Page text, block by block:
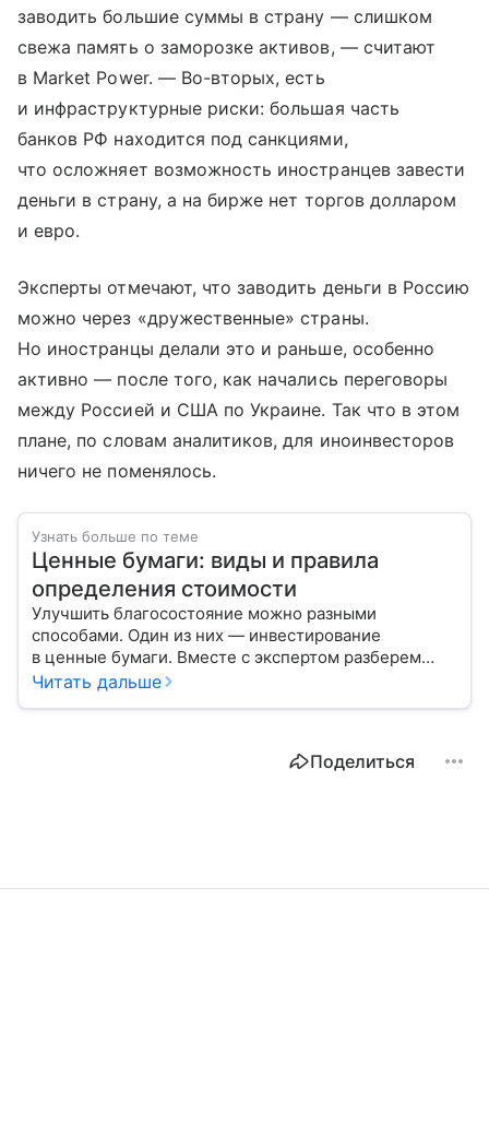
заводить большие суммы в страну — слишком
свежа память о заморозке активов, — считают
в Market Power. — Во-вторых, есть
и инфраструктурные риски: большая часть
банков РФ находится под санкциями,
что осложняет возможность иностранцев завести
деньги в страну, а на бирже нет торгов долларом
и евро.
Эксперты отмечают, что заводить деньги в Россию
можно через «дружественные» страны.
Но иностранцы делали это и раньше, особенно
активно — после того, как начались переговоры
между Россией и США по Украине. Так что в этом
плане, по словам аналитиков, для иноинвесторов
ничего не поменялось.
Узнать больше по теме
Ценные бумаги: виды и правила
определения стоимости
Улучшить благосостояние можно разными
способами. Один из них — инвестирование
в ценные бумаги. Вместе с экспертом разберем
их виды, механизм получения дохода и расскажем,
Читать дальше
Поделиться